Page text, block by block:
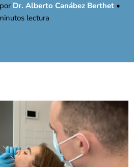
por Dr. Alberto Canábez Berthet •
lectura